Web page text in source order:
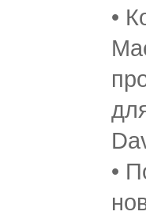
•
•